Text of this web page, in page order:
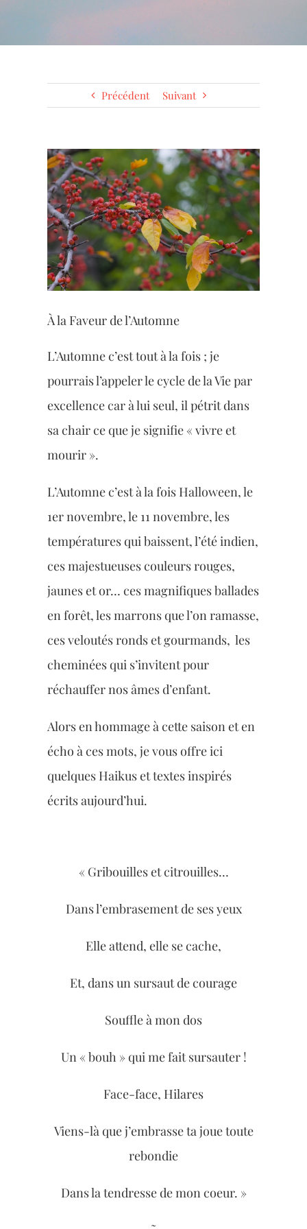
Précédent Suivant
Voir
l'image
agrandie
À la Faveur de l’Automne
L’Automne c’est tout à la fois ; je
pourrais l’appeler le cycle de la Vie par
excellence car à lui seul, il pétrit dans
sa chair ce que je signifie « vivre et
mourir ».
L’Automne c’est à la fois Halloween, le
1er novembre, le 11 novembre, les
températures qui baissent, l’été indien,
ces majestueuses couleurs rouges,
jaunes et or… ces magnifiques ballades
en forêt, les marrons que l’on ramasse,
ces veloutés ronds et gourmands, les
cheminées qui s’invitent pour
réchauffer nos âmes d’enfant.
Alors en hommage à cette saison et en
écho à ces mots, je vous offre ici
quelques Haikus et textes inspirés
écrits aujourd’hui.
« Gribouilles et citrouilles…
Dans l’embrasement de ses yeux
Elle attend, elle se cache,
Et, dans un sursaut de courage
Souffle à mon dos
Un « bouh » qui me fait sursauter !
Face-face, Hilares
Viens-là que j’embrasse ta joue toute
rebondie
Dans la tendresse de mon coeur. »